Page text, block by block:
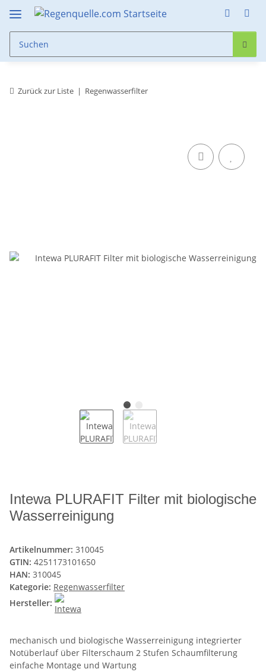
Zurück zur Liste Regenwasserfilter
Intewa PLURAFIT Filter mit biologische
Wasserreinigung
Artikelnummer: 310045
GTIN: 4251173101650
HAN: 310045
Kategorie: Regenwasserfilter
Hersteller:
mechanisch und biologische Wasserreinigung integrierter
Notüberlauf über Filterschaum 2 Stufen Schaumfilterung
einfache Montage und Wartung